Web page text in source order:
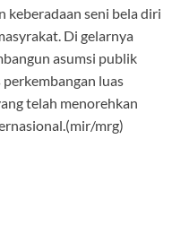
keberadaan seni bela diri
Di gelarnya
asumsi publik
luas
telah menorehkan
mrg)